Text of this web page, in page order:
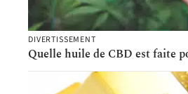
DIVERTISSEMENT
Quelle huile de CBD est faite